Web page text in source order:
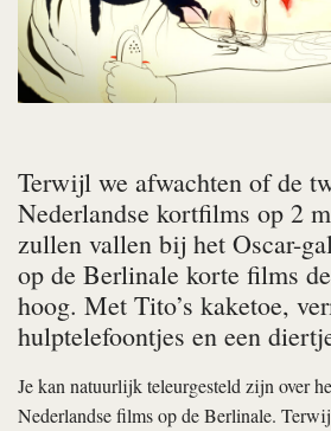
Terwijl we afwachten of de
Nederlandse kortfilms op 2
zullen vallen bij het Oscar-
op de Berlinale korte films
hoog. Met Tito’s kaketoe,
hulptelefoontjes en een
Je kan natuurlijk teleurgesteld zijn over
Nederlandse films op de Berlinale.